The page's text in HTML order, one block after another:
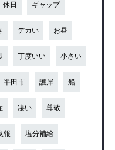
休日 ギャップ
デカい お昼
丁度いい 小さい
半田市 護岸 船
凄い 尊敬
報 塩分補給